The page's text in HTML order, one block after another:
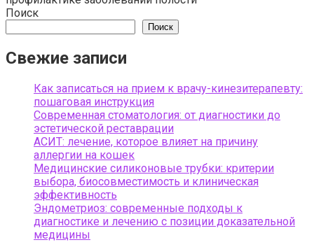
Поиск
Поиск
Свежие записи
Как записаться на прием к врачу-кинезитерапевту:
пошаговая инструкция
Современная стоматология: от диагностики до
эстетической реставрации
АСИТ: лечение, которое влияет на причину
аллергии на кошек
Медицинские силиконовые трубки: критерии
выбора, биосовместимость и клиническая
эффективность
Эндометриоз: современные подходы к
диагностике и лечению с позиции доказательной
медицины